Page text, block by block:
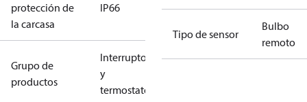
protección de
la carcasa
IP66
Grupo de
productos
Interruptores
y
termostatos
Tipo de sensor
Bulbo
remoto